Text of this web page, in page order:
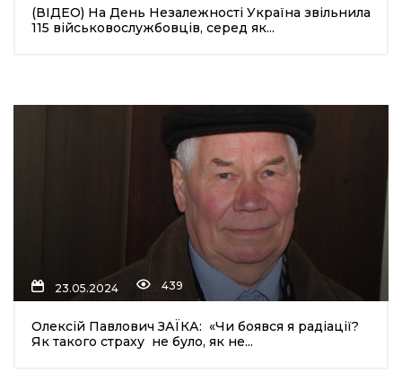
(ВІДЕО) На День Незалежності Україна звільнила
115 військовослужбовців, серед як...
23.05.2024 439
Олексій Павлович ЗАЇКА: «Чи боявся я радіації?
Як такого страху не було, як не...